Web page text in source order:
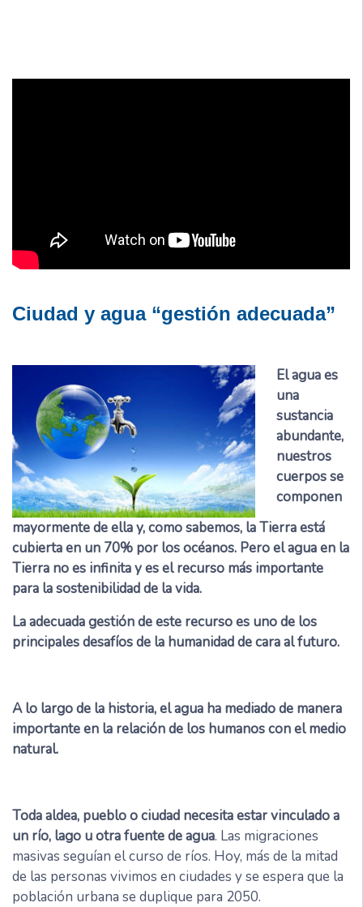
Ciudad y agua “gestión adecuada”
El agua es
una
sustancia
abundante,
nuestros
cuerpos se
componen
mayormente de ella y, como sabemos, la Tierra está
cubierta en un 70% por los océanos. Pero el agua en la
Tierra no es infinita y es el recurso más importante
para la sostenibilidad de la vida.
La adecuada gestión de este recurso es uno de los
principales desafíos de la humanidad de cara al futuro.
A lo largo de la historia, el agua ha mediado de manera
importante en la relación de los humanos con el medio
natural.
Toda aldea, pueblo o ciudad necesita estar vinculado a
un río, lago u otra fuente de agua. Las migraciones
masivas seguían el curso de ríos. Hoy, más de la mitad
de las personas vivimos en ciudades y se espera que la
población urbana se duplique para 2050.